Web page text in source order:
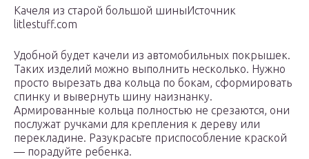
Качеля из старой большой шиныИсточник
litlestuff.com
Удобной будет качели из автомобильных покрышек.
Таких изделий можно выполнить несколько. Нужно
просто вырезать два кольца по бокам, сформировать
спинку и вывернуть шину наизнанку.
Армированные кольца полностью не срезаются, они
послужат ручками для крепления к дереву или
перекладине. Разукрасьте приспособление краской
— порадуйте ребенка.